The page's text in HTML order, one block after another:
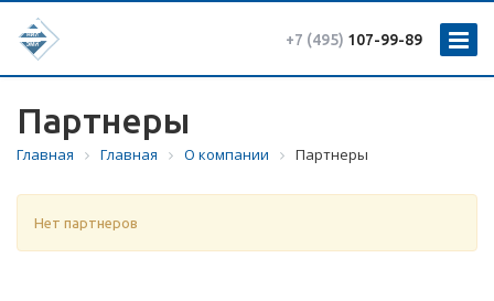
+7 (495) 107-99-89
Партнеры
Главная Главная О компании Партнеры
Нет партнеров